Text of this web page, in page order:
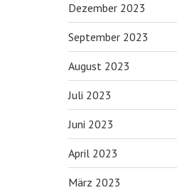
Dezember 2023
September 2023
August 2023
Juli 2023
Juni 2023
April 2023
März 2023